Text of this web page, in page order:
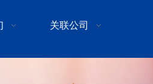
关联公司